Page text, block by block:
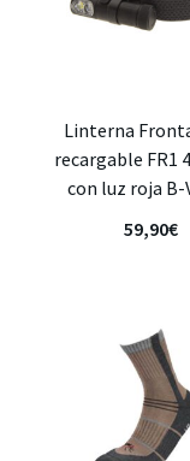
Linterna
recargable FR1
con luz roja B-
59,90€